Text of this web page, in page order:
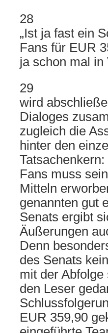
28
„Ist ja fast ein
Fans für EUR
ja schon mal
29
wird
Dialoges
zugleich die
hinter den
Fans muss
Mitteln
genannten gut
Senats ergibt
Äußerungen
Denn
des Senats
mit der
den Leser
EUR 359,90